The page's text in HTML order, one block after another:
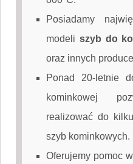
Posiadamy
modeli szyb do
oraz innych
Ponad 20-letnie
kominkowej
realizować do
szyb kominkowych.
Oferujemy pomoc